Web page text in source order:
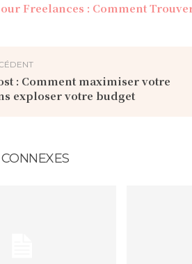
Freelances : Comment
: Comment maximiser votre
exploser votre budget